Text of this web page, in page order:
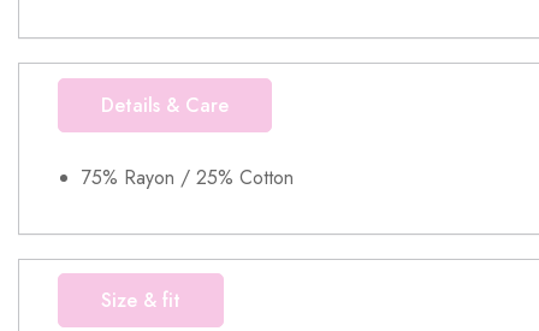
Details & Care
75% Rayon / 25% Cotton
Size & fit